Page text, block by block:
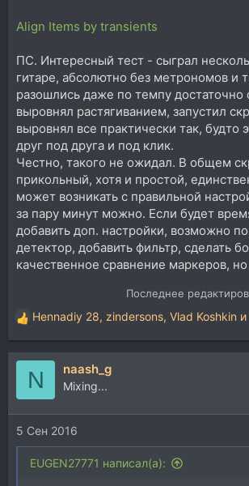
Align Items by transients
ПС. Интересный тест - сыграл
гитаре, абсолютно без метрономов и
разошлись даже по темпу достаточно
выровнял растягиванием, запустил
выровнял все практически так, будто
друг под друга и под клик.
Честно, такого не ожидал. В общем
прикольный, хотя и простой,
может возникать с правильной
за пару минут можно. Если будет
добавить доп. настройки, возможно
детектор, добавить фильтр, сделать
качественное сравнение маркеров, но
Последнее
Р
е
а
и
и
:
Hennadiy 28, zindersons, Vlad Koshkin
N naash_g
Mixing...
5 Сен 2016
EUGEN27771 написал(а):